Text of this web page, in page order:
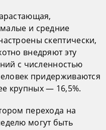
малые и средние
скептически,
внедряют эту
с численностью
придерживаются
крупных — 16,5%.
перехода на
могут быть